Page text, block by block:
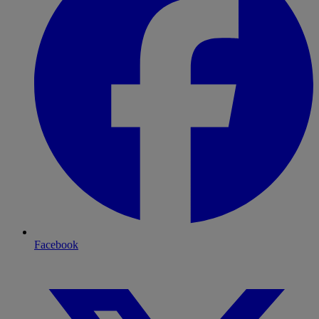
Facebook